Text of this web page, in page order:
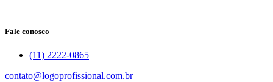
Fale conosco
(11) 2222-0865
contato@logoprofissional.com.br